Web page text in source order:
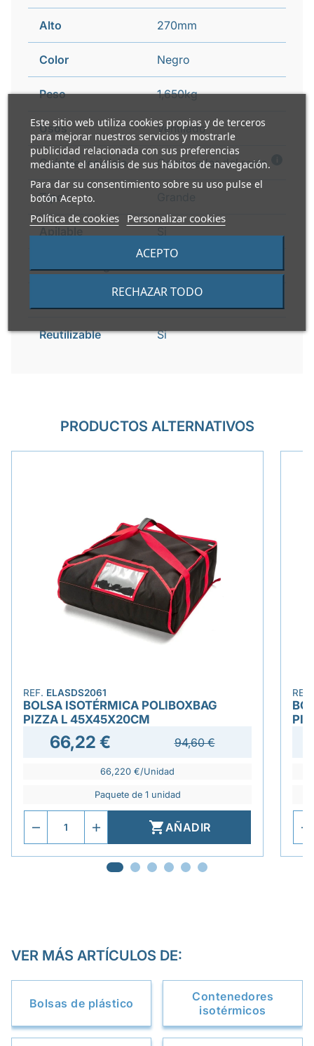
Este sitio web utiliza cookies propias y de terceros
para mejorar nuestros servicios y mostrarle
publicidad relacionada con sus preferencias
mediante el análisis de sus hábitos de navegación.
Para dar su consentimiento sobre su uso pulse el
botón Acepto.
Política de cookies Personalizar cookies
RECHAZAR TODO
ACEPTO
Alto 270mm
Color Negro
Peso 1,650kg
Usos Ventilado
Guía de reciclaje Contenedor del resto
Tipo
Cierre de seguridad Si
Asas laterales Si
Reutilizable Si
PRODUCTOS ALTERNATIVOS
REF. ELASDS2061
BOLSA ISOTÉRMICA POLIBOXBAG
PIZZA L 45X45X20CM
66,22 € 94,60 €
66,220 €/Unidad
Paquete de 1 unidad
AÑADIR
VER MÁS ARTÍCULOS DE:
Bolsas de plástico
Contenedores
isotérmicos